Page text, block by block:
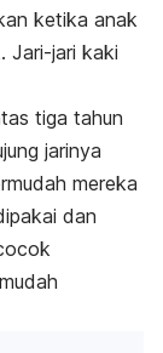
ketika anak
Jari-jari kaki
tiga tahun
jarinya
mereka
dan